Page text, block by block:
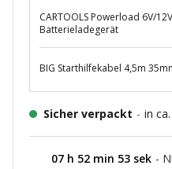
CARTOOLS Powerload 6V/
Batterieladegerät
BIG Starthilfekabel 4,5m
Sicher verpackt - in
07 h 52 min 52 sek -